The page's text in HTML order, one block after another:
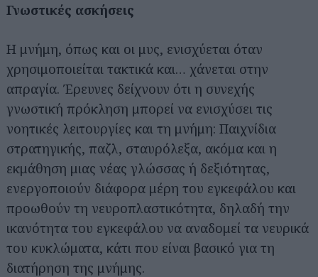
Γνωστικές ασκήσεις
Η μνήμη, όπως και οι μυς, ενισχύεται όταν
χρησιμοποιείται τακτικά και… χάνεται στην
απραγία. Έρευνες δείχνουν ότι η συνεχής
γνωστική πρόκληση μπορεί να ενισχύσει τις
νοητικές λειτουργίες και τη μνήμη: Παιχνίδια
στρατηγικής, παζλ, σταυρόλεξα, ακόμα και η
εκμάθηση μιας νέας γλώσσας ή δεξιότητας,
ενεργοποιούν διάφορα μέρη του εγκεφάλου και
προωθούν τη νευροπλαστικότητα, δηλαδή την
ικανότητα του εγκεφάλου να αναδομεί τα νευρικά
του κυκλώματα, κάτι που είναι βασικό για τη
διατήρηση της μνήμης.